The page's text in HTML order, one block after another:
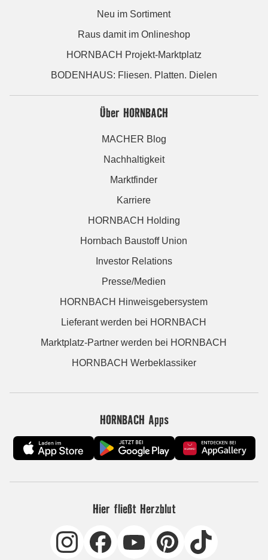
Neu im Sortiment
Raus damit im Onlineshop
HORNBACH Projekt-Marktplatz
BODENHAUS: Fliesen. Platten. Dielen
Über HORNBACH
MACHER Blog
Nachhaltigkeit
Marktfinder
Karriere
HORNBACH Holding
Hornbach Baustoff Union
Investor Relations
Presse/Medien
HORNBACH Hinweisgebersystem
Lieferant werden bei HORNBACH
Marktplatz-Partner werden bei HORNBACH
HORNBACH Werbeklassiker
HORNBACH Apps
Hier fließt Herzblut